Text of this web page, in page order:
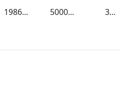
1986... 5000... 3...